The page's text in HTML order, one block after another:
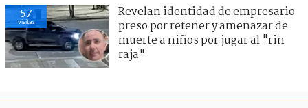
57
visitas
Revelan identidad de empresario
preso por retener y amenazar de
muerte a niños por jugar al "rin
raja"